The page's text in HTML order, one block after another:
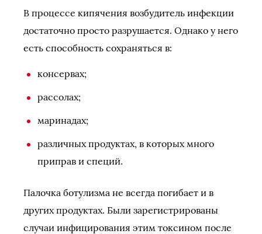
В процессе кипячения возбудитель инфекции
достаточно просто разрушается. Однако у него
есть способность сохраняться в:
консервах;
рассолах;
маринадах;
различных продуктах, в которых много
приправ и специй.
Палочка ботулизма не всегда погибает и в
других продуктах. Были зарегистрированы
случаи инфицирования этим токсином после